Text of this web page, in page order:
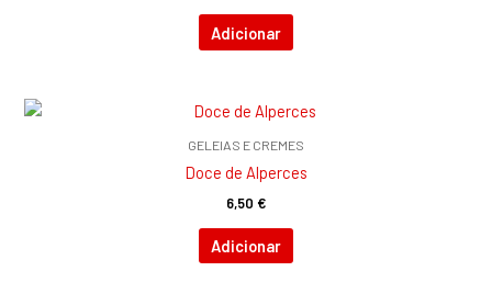
Adicionar
GELEIAS E CREMES
Doce de Alperces
6,50 €
Adicionar